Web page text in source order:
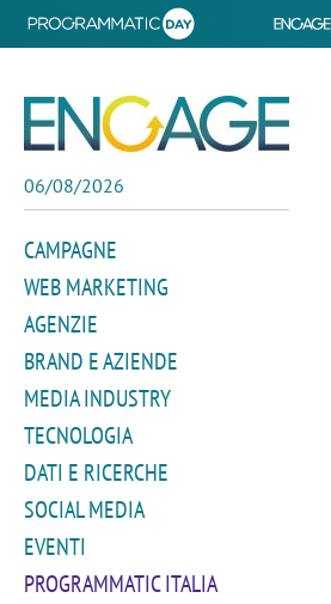
06/08/2026
CAMPAGNE
WEB MARKETING
AGENZIE
BRAND E AZIENDE
MEDIA INDUSTRY
TECNOLOGIA
DATI E RICERCHE
SOCIAL MEDIA
EVENTI
PROGRAMMATIC ITALIA